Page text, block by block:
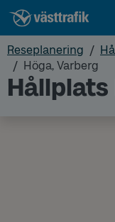
Reseplanering
Höga, Varberg
Hållplats